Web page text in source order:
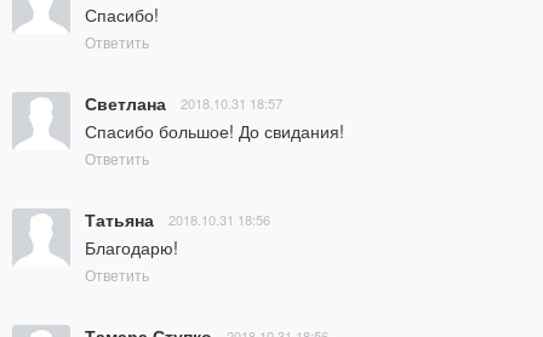
Спасибо!
Ответить
Светлана 2018.10.31 18:57
Спасибо большое! До свидания!
Ответить
Татьяна 2018.10.31 18:56
Благодарю!
Ответить